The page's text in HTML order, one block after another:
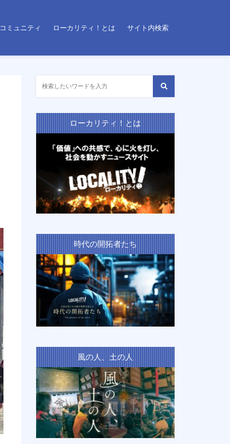
コミュニティ ローカリティ！とは サイト内検索
ローカリティ！とは
時代の開拓者たち
風の人、土の人